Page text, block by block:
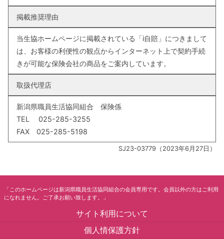
掲載推奨理由
当生協ホームページに掲載されている「i自賠」につきまして
は、お客様の利便性の観点からインターネット上で契約手続
きが可能な保険会社の商品をご案内しています。
取扱代理店
新潟県職員生活協同組合 保険係
TEL 025-285-3255
FAX 025-285-5198
SJ23-03779（2023年6月27日）
「このホームページは新潟県職員生活協同組合の会員専用です。会員以外の方はご利用
になれません。ご了承お願い致します。」
サイト利用について
個人情保護方針